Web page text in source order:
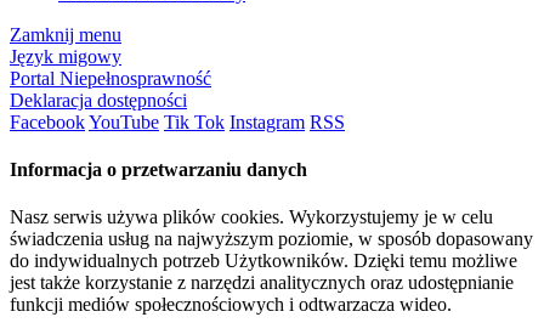
Zamknij menu
Język migowy
Portal Niepełnosprawność
Deklaracja dostępności
FacebookYouTube Tik Tok Instagram RSS
Informacja o przetwarzaniu danych
Nasz serwis używa plików cookies. Wykorzystujemy je w celu
świadczenia usług na najwyższym poziomie, w sposób dopasowany
do indywidualnych potrzeb Użytkowników. Dzięki temu możliwe
jest także korzystanie z narzędzi analitycznych oraz udostępnianie
funkcji mediów społecznościowych i odtwarzacza wideo.